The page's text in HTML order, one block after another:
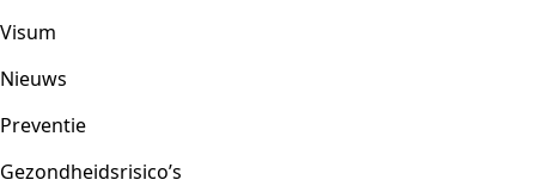
Visum
Nieuws
Preventie
Gezondheidsrisico’s